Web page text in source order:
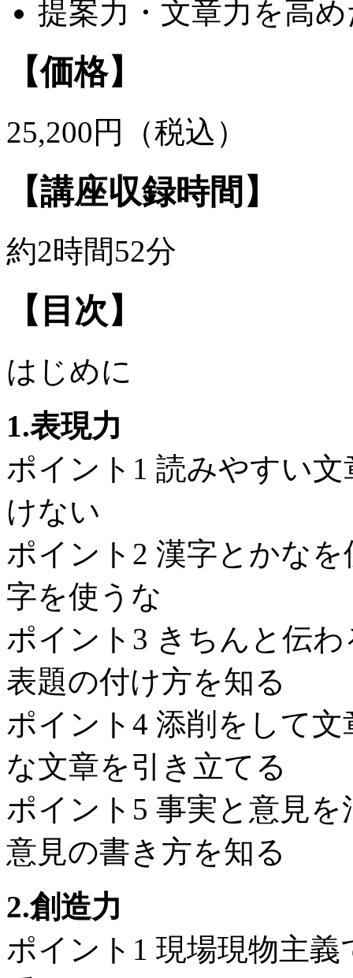
提案力・文章力を高
【価格】
25,200円（税込）
【講座収録時間】
約2時間52分
【目次】
はじめに
1.表現力
ポイント1 読みやすい
けない
ポイント2 漢字とかな
字を使うな
ポイント3 きちんと伝
表題の付け方を知る
ポイント4 添削をして
な文章を引き立てる
ポイント5 事実と意見
意見の書き方を知る
2.創造力
ポイント1 現場現物主